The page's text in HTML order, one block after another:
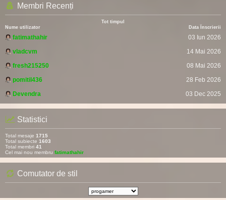
Membri Recenți
Tot timpul
Nume utilizator
Data Înscrierii
fatimathahir
03 Iun 2026
vladcvm
14 Mai 2026
fresh215250
08 Mai 2026
pomitil436
28 Feb 2026
Devendra
03 Dec 2025
Statistici
Total mesaje 1715
Total subiecte 1603
Total membri 41
Cel mai nou membru fatimathahir
Comutator de stil